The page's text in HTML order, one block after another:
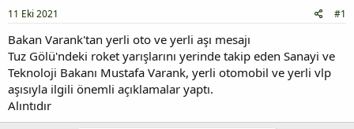
b
a
ş
a
t
a
n
ç
a
r
i
11 Eki 2021 #1
Bakan Varank'tan yerli oto ve yerli aşı mesajı
Tuz Gölü'ndeki roket yarışlarını yerinde takip eden Sanayi ve
Teknoloji Bakanı Mustafa Varank, yerli otomobil ve yerli vlp
aşısıyla ilgili önemli açıklamalar yaptı.
Alıntıdır